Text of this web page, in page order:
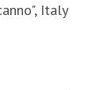
Italy